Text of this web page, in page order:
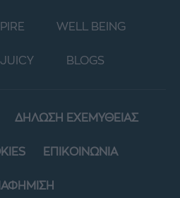
WELL BEING
JUICY BLOGS
ΔΗΛΩΣΗ ΕΧΕΜΥΘΕΙΑΣ
ΕΠΙΚΟΙΝΩΝΙΑ